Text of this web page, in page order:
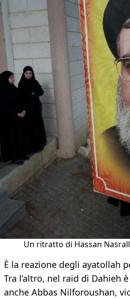
Un ritratto di Hassan
È la reazione degli ayatollah
Tra l’altro, nel raid di Dahieh
anche Abbas Nilforoushan,